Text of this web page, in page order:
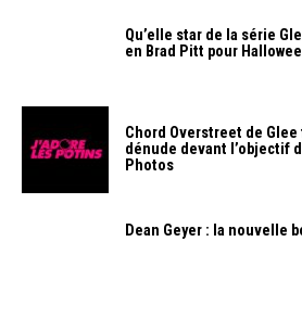
Qu’elle star de la série
en Brad Pitt pour
Chord Overstreet de
dénude devant l’objectif
Photos
Dean Geyer : la nouvelle